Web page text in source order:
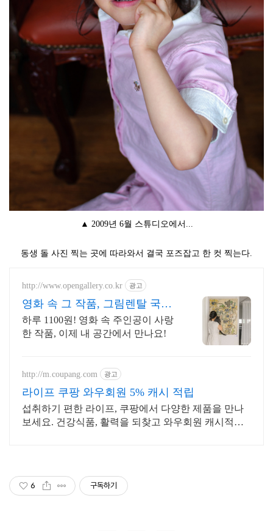
▲ 2009년 6월 스튜디오에서...
동생 돌 사진 찍는 곳에 따라와서 결국 포즈잡고 한 컷 찍는다.
http://www.opengallery.co.kr 광고
영화 속 그 작품, 그림렌탈 국내
최대 미술 플랫폼
하루 1100원! 영화 속 주인공이 사랑
한 작품, 이제 내 공간에서 만나요!
http://m.coupang.com 광고
라이프 쿠팡 와우회원 5% 캐시 적립
섭취하기 편한 라이프, 쿠팡에서 다양한 제품을 만나
보세요. 건강식품, 활력을 되찾고 와우회원 캐시적립
6 구독하기